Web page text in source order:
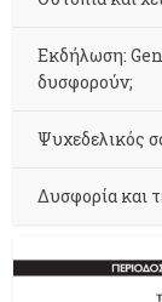
Εκδήλωση:
δυσφορούν;
Ψυχεδελικός
Δυσφορία και